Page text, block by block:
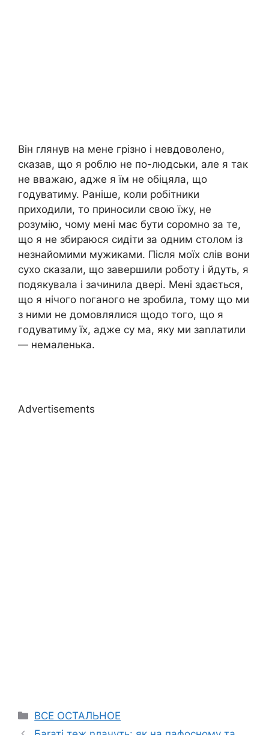
Він глянув на мене грізно і невдоволено,
сказав, що я роблю не по-людськи, але я так
не вважаю, адже я їм не обіцяла, що
годуватиму. Раніше, коли робітники
приходили, то приносили свою їжу, не
розумію, чому мені має бути соромно за те,
що я не збираюся сидіти за одним столом із
незнайомими мужиками. Після моїх слів вони
сухо сказали, що завершили роботу і йдуть, я
подякувала і зачинила двері. Мені здається,
що я нічого nоганого не зробила, тому що ми
з ними не домовлялися щодо того, що я
годуватиму їх, адже су ма, яку ми заnлатили
— немаленька.
Advertisements
Categories
ВСЕ ОСТАЛЬНОЕ